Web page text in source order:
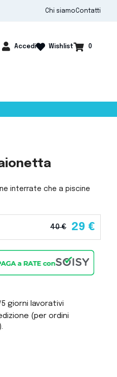
Chi siamoContatti
 Accedi shopping_cart 0
Wishlist
interrate che a piscine
40 € 29 €
giorni lavorativi
(per ordini